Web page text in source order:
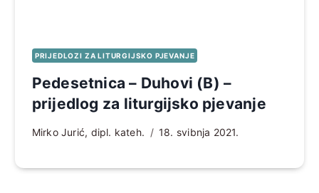
PRIJEDLOZI ZA LITURGIJSKO PJEVANJE
Pedesetnica – Duhovi (B) –
prijedlog za liturgijsko pjevanje
Mirko Jurić, dipl. kateh. 18. svibnja 2021.